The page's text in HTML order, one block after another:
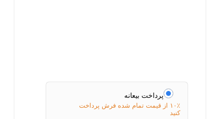
پرداخت بیعانه
۱۰٪ از قیمت تمام شده فرش پرداخت
کنید